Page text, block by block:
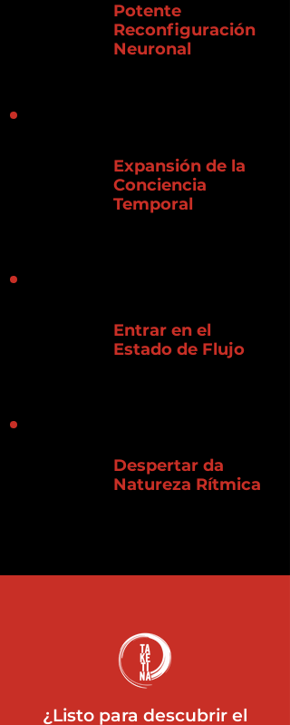
Potente
Reconfiguración
Neuronal
Expansión de la
Conciencia
Temporal
Entrar en el
Estado de Flujo
Despertar da
Natureza Rítmica
¿Listo para descubrir el